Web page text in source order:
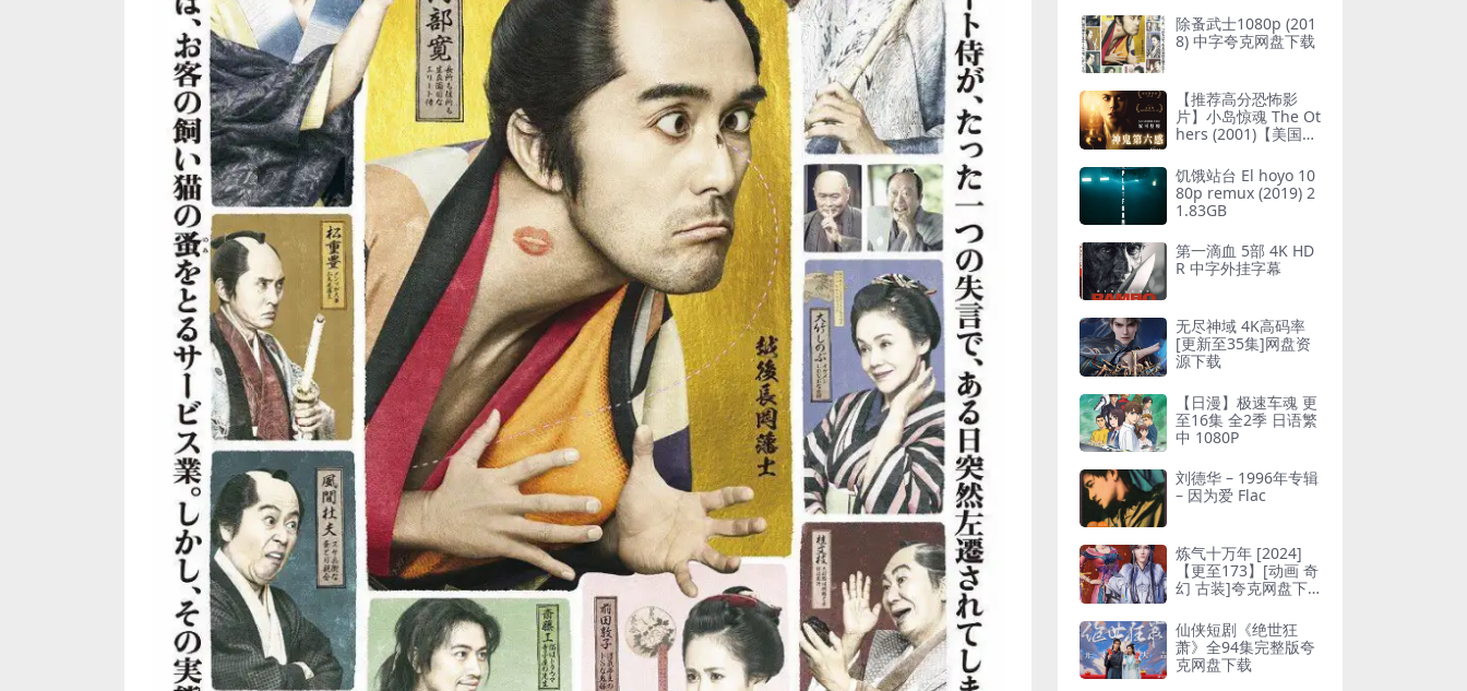
除蚤武士1080p (201
8) 中字夸克网盘下载
【推荐高分恐怖影
片】小岛惊魂 The Ot
hers (2001)【美国】
减版】 中字
饥饿站台 El hoyo 10
80p remux (2019) 2
1.83GB
第一滴血 5部 4K HD
R 中字外挂字幕
无尽神域 4K高码率
[更新至35集]网盘资
源下载
【日漫】极速车魂 更
至16集 全2季 日语繁
中 1080P
刘德华 – 1996年专辑
– 因为爱 Flac
炼气十万年 [2024]
【更至173】[动画 奇
幻 古装]夸克网盘下
仙侠短剧《绝世狂
萧》全94集完整版夸
克网盘下载